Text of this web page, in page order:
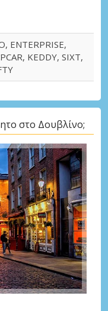
ENTERPRISE,
KEDDY, SIXT,
στο Δουβλίνο;